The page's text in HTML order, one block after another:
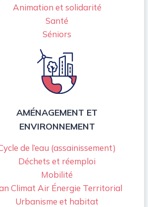
Animation et solidarité
Santé
Séniors
AMÉNAGEMENT ET
ENVIRONNEMENT
de l’eau (assainissement)
Déchets et réemploi
Mobilité
Climat Air Énergie Territorial
Urbanisme et habitat